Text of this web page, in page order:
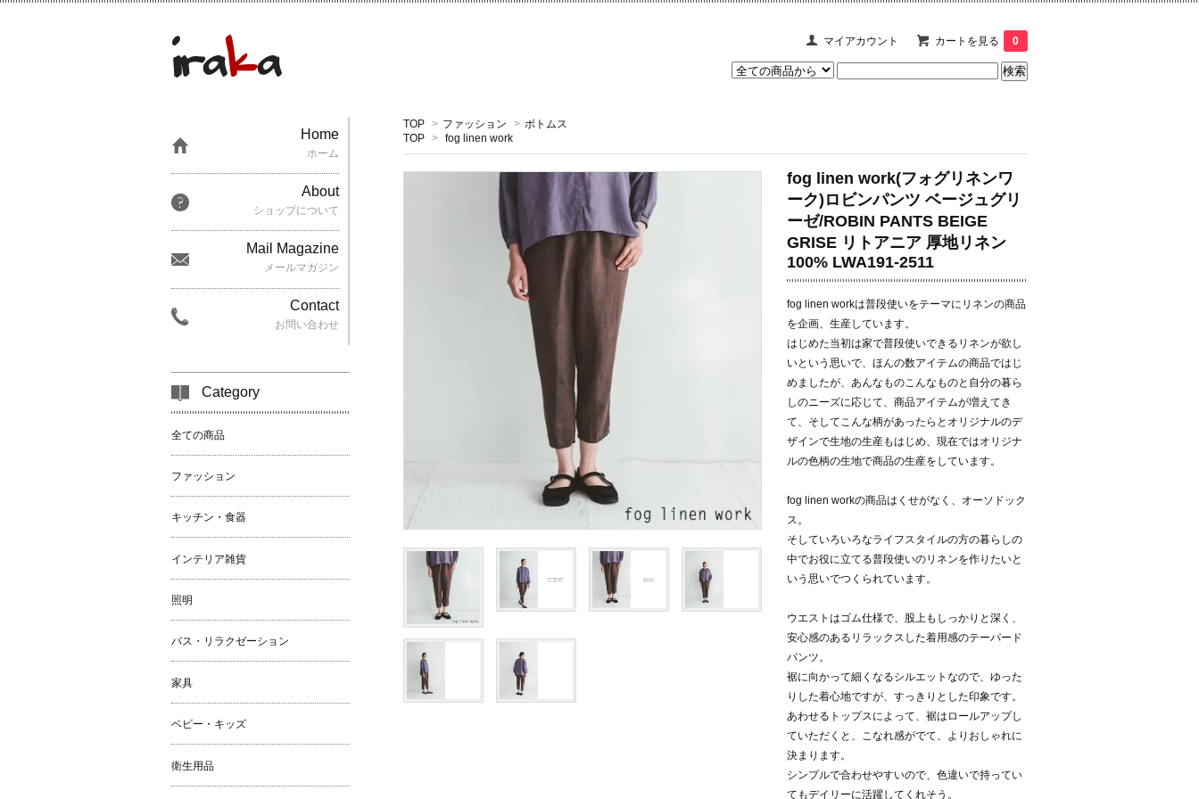
マイアカウント カートを見る 0
TOP > ファッション > ボトムス
TOP > fog linen work
fog linen work(フォグリネンワ
ーク)ロビンパンツ ベージュグリ
ーゼ/ROBIN PANTS BEIGE
GRISE リトアニア 厚地リネン
100% LWA191-2511
fog linen workは普段使いをテーマにリネンの商品
を企画、生産しています。
はじめた当初は家で普段使いできるリネンが欲し
いという思いで、ほんの数アイテムの商品ではじ
めましたが、あんなものこんなものと自分の暮ら
しのニーズに応じて、商品アイテムが増えてき
て、そしてこんな柄があったらとオリジナルのデ
ザインで生地の生産もはじめ、現在ではオリジナ
ルの色柄の生地で商品の生産をしています。
fog linen workの商品はくせがなく、オーソドック
ス。
そしていろいろなライフスタイルの方の暮らしの
中でお役に立てる普段使いのリネンを作りたいと
いう思いでつくられています。
ウエストはゴム仕様で、股上もしっかりと深く、
安心感のあるリラックスした着用感のテーパード
パンツ。
裾に向かって細くなるシルエットなので、ゆった
りした着心地ですが、すっきりとした印象です。
あわせるトップスによって、裾はロールアップし
ていただくと、こなれ感がでて、よりおしゃれに
決まります。
シンプルで合わせやすいので、色違いで持ってい
てもデイリーに活躍してくれそう。
Home
ホーム
About
ショップについて
Mail Magazine
メールマガジン
Contact
お問い合わせ
Category
全ての商品
ファッション
キッチン・食器
インテリア雑貨
照明
バス・リラクゼーション
家具
ベビー・キッズ
衛生用品